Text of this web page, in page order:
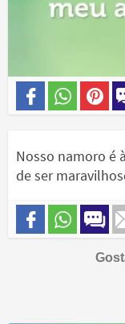
Nosso namoro é
de ser